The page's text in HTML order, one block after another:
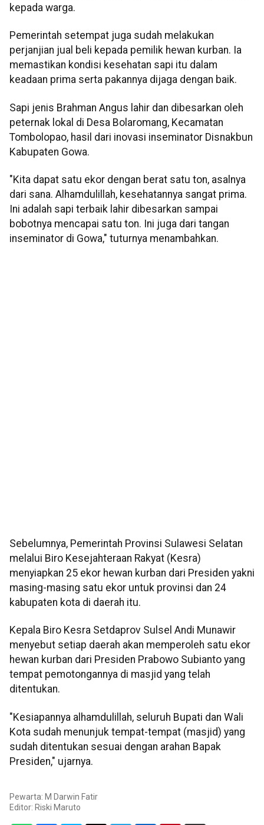
kepada warga.
Pemerintah setempat juga sudah melakukan
perjanjian jual beli kepada pemilik hewan kurban. Ia
memastikan kondisi kesehatan sapi itu dalam
keadaan prima serta pakannya dijaga dengan baik.
Sapi jenis Brahman Angus lahir dan dibesarkan oleh
peternak lokal di Desa Bolaromang, Kecamatan
Tombolopao, hasil dari inovasi inseminator Disnakbun
Kabupaten Gowa.
"Kita dapat satu ekor dengan berat satu ton, asalnya
dari sana. Alhamdulillah, kesehatannya sangat prima.
Ini adalah sapi terbaik lahir dibesarkan sampai
bobotnya mencapai satu ton. Ini juga dari tangan
inseminator di Gowa," tuturnya menambahkan.
Sebelumnya, Pemerintah Provinsi Sulawesi Selatan
melalui Biro Kesejahteraan Rakyat (Kesra)
menyiapkan 25 ekor hewan kurban dari Presiden yakni
masing-masing satu ekor untuk provinsi dan 24
kabupaten kota di daerah itu.
Kepala Biro Kesra Setdaprov Sulsel Andi Munawir
menyebut setiap daerah akan memperoleh satu ekor
hewan kurban dari Presiden Prabowo Subianto yang
tempat pemotongannya di masjid yang telah
ditentukan.
"Kesiapannya alhamdulillah, seluruh Bupati dan Wali
Kota sudah menunjuk tempat-tempat (masjid) yang
sudah ditentukan sesuai dengan arahan Bapak
Presiden," ujarnya.
Pewarta: M Darwin Fatir
Editor: Riski Maruto